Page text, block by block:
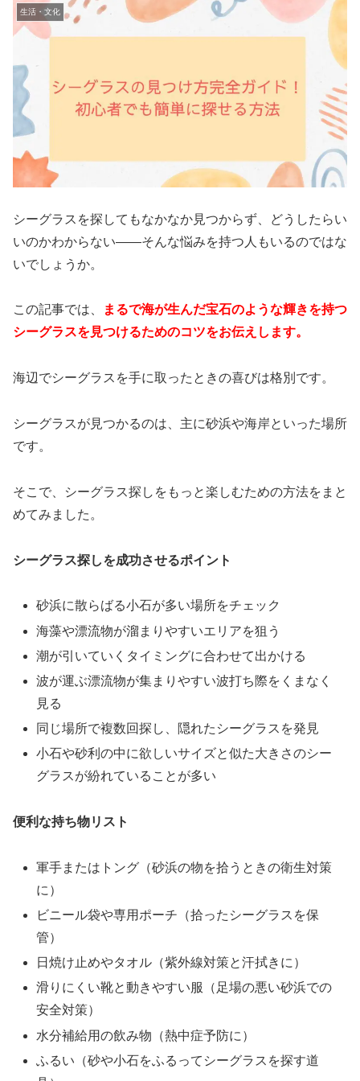
生活・文化
シーグラスを探してもなかなか見つからず、どうしたらい
いのかわからない――そんな悩みを持つ人もいるのではな
いでしょうか。
この記事では、
まるで海が生んだ宝石のような輝きを持つ
シーグラスを見つけるためのコツをお伝えします。
海辺でシーグラスを手に取ったときの喜びは格別です。
シーグラスが見つかるのは、主に砂浜や海岸といった場所
です。
そこで、シーグラス探しをもっと楽しむための方法をまと
めてみました。
シーグラス探しを成功させるポイント
砂浜に散らばる小石が多い場所をチェック
海藻や漂流物が溜まりやすいエリアを狙う
潮が引いていくタイミングに合わせて出かける
波が運ぶ漂流物が集まりやすい波打ち際をくまなく
見る
同じ場所で複数回探し、隠れたシーグラスを発見
小石や砂利の中に欲しいサイズと似た大きさのシー
グラスが紛れていることが多い
便利な持ち物リスト
軍手またはトング（砂浜の物を拾うときの衛生対策
に）
ビニール袋や専用ポーチ（拾ったシーグラスを保
管）
日焼け止めやタオル（紫外線対策と汗拭きに）
滑りにくい靴と動きやすい服（足場の悪い砂浜での
安全対策）
水分補給用の飲み物（熱中症予防に）
ふるい（砂や小石をふるってシーグラスを探す道